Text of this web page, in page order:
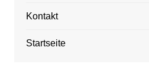
Kontakt
Startseite